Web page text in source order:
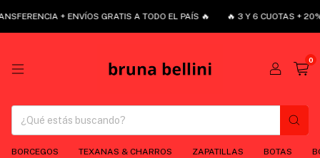
+ ENVÍOS GRATIS A TODO EL PAÍS 🔥 🔥 3 Y 6 CUOTAS + 20%
0
BORCEGOS TEXANAS & CHARROS ZAPATILLAS BOTAS